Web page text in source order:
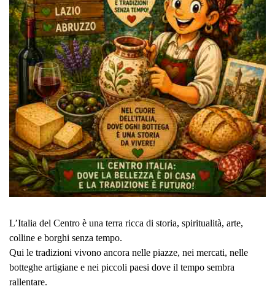
L’Italia del Centro è una terra ricca di storia, spiritualità, arte,
colline e borghi senza tempo.
Qui le tradizioni vivono ancora nelle piazze, nei mercati, nelle
botteghe artigiane e nei piccoli paesi dove il tempo sembra
rallentare.